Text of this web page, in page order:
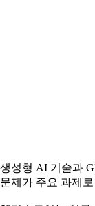
생성형 AI 기술과
문제가 주요 과제